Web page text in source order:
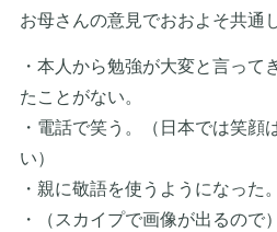
お母さんの意見でおおよそ共通
・本人から勉強が大変と言って
たことがない。
・電話で笑う。（日本では笑顔
い）
・親に敬語を使うようになった。
・（スカイプで画像が出るので